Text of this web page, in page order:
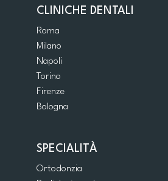
CLINICHE DENTALI
Roma
Milano
Napoli
Torino
Firenze
Bologna
SPECIALITÀ
Ortodonzia